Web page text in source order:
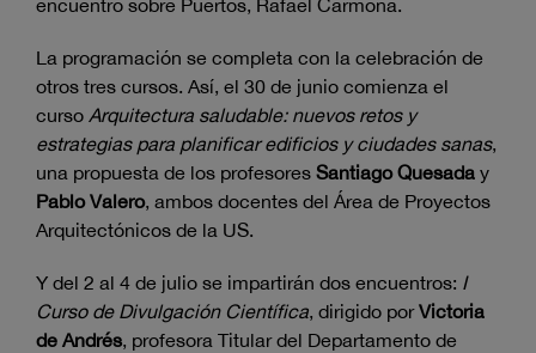
encuentro sobre Puertos, Rafael Carmona.
La programación se completa con la celebración de
otros tres cursos. Así, el 30 de junio comienza el
curso Arquitectura saludable: nuevos retos y
estrategias para planificar edificios y ciudades sanas,
una propuesta de los profesores Santiago Quesada y
Pablo Valero, ambos docentes del Área de Proyectos
Arquitectónicos de la US.
Y del 2 al 4 de julio se impartirán dos encuentros: I
Curso de Divulgación Científica, dirigido porVictoria
de Andrés, profesora Titular del Departamento de